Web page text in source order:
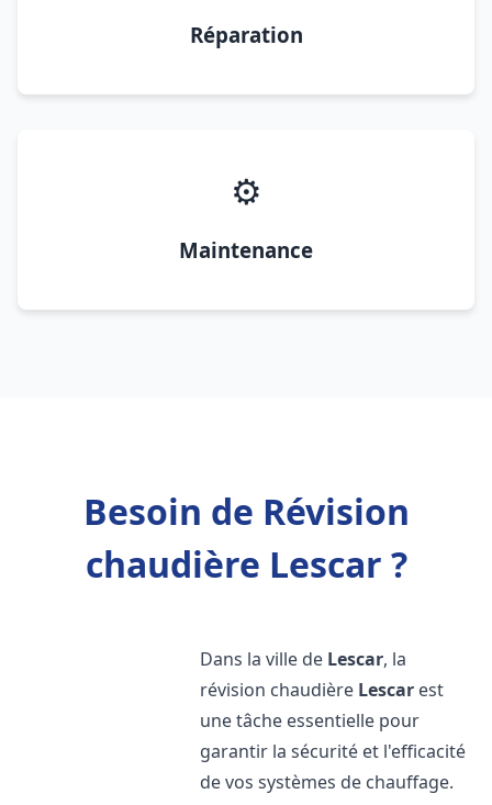
Réparation
⚙️
Maintenance
Besoin de Révision
chaudière Lescar ?
Dans la ville de Lescar, la
révision chaudière Lescar est
une tâche essentielle pour
garantir la sécurité et l'efficacité
de vos systèmes de chauffage.